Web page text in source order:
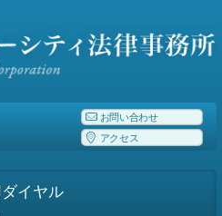
お問い合わせ
アクセス
イヤル